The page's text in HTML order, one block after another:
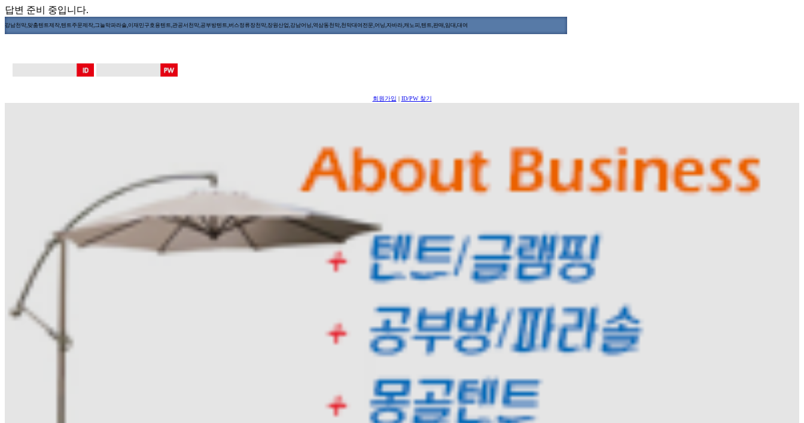
답변 준비 중입니다.
강남천막,맞춤텐트제작,텐트주문제작,그늘막파라솔,이재민구호용텐트,관공서천막,공부방텐트,버스정류장천막,장원산업,강남어닝,역삼동천막,천막대여전문,어닝,자바라,캐노피,텐트,판매,임대,대여
회원가입 | ID/PW 찾기